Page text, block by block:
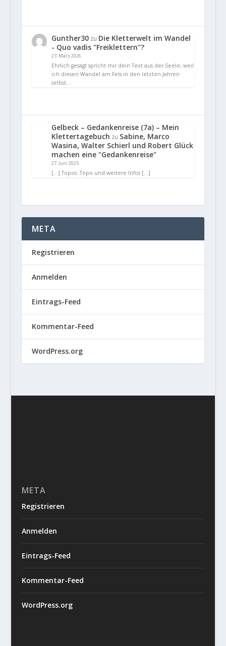
Gunther30zu Die Kletterwelt im Wandel
- Quo vadis "Freiklettern"?
23. März 2026
Ehrlich gesagt spricht mir dein Text aus der Seele, weil
ich diesen Wandel am Fels in den letzten Jahren
selbst…
Gelbeck – Gedankenreise (7a) – Mein
Klettertagebuch zu Sabine, Marco
Wasina, Walter Schierl und Robert Glück
machen eine "Gedankenreise"
27. Juni 2025
[…] Topos: Topo und weitere Infos […]
META
Registrieren
Anmelden
Eintrags-Feed
Kommentar-Feed
WordPress.org
META
Registrieren
Anmelden
Eintrags-Feed
Kommentar-Feed
WordPress.org